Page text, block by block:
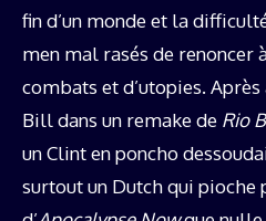
fin d’un monde et la
men mal rasés de renoncer
combats et d’utopies.
Bill dans un remake de Rio
un Clint en poncho
surtout un Dutch qui pioche